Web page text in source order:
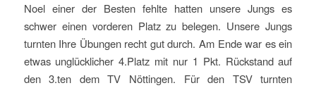
Noel einer der Besten fehlte hatten unsere Jungs es
schwer einen vorderen Platz zu belegen. Unsere Jungs
turnten Ihre Übungen recht gut durch. Am Ende war es ein
etwas unglücklicher 4.Platz mit nur 1 Pkt. Rückstand auf
den 3.ten dem TV Nöttingen. Für den TSV turnten